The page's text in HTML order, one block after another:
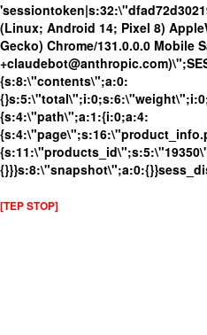
(Linux; Android 14; Pixel 8)
Gecko) Chrome/131.0.0.0 Mobile
{s:8:\"contents\";a:0:
{s:4:\"path\";a:1:{i:0;a:4:
[TEP STOP]